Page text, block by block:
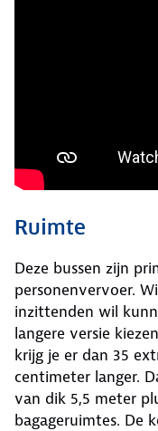
Ruimte
Deze bussen zijn
personenvervoer.
inzittenden wil
langere versie
krijg je er dan 35
centimeter langer.
van dik 5,5 meter
bagageruimtes. De